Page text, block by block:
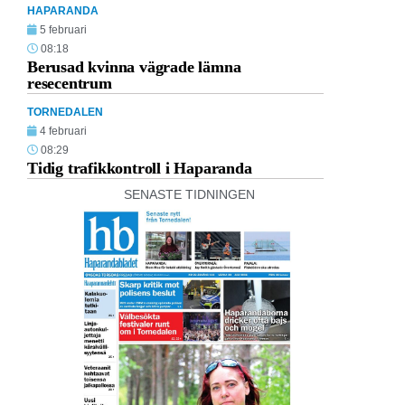
HAPARANDA
5 februari
08:18
Berusad kvinna vägrade lämna
resecentrum
TORNEDALEN
4 februari
08:29
Tidig trafikkontroll i Haparanda
SENASTE TIDNINGEN